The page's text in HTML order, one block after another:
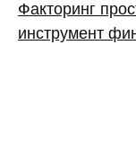
Факторинг
инструмент